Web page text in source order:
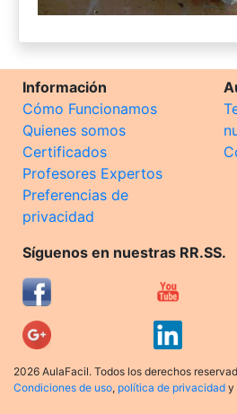
Información
Cómo Funcionamos
Quienes somos
Certificados
Profesores Expertos
Preferencias de
privacidad
Síguenos en nuestras RR.SS.
2026 AulaFacil. Todos los derechos
Condiciones de uso, política de privacidad y